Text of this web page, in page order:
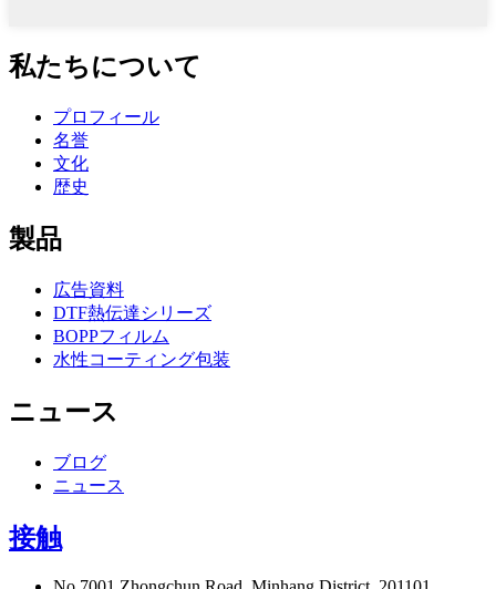
私たちについて
プロフィール
名誉
文化
歴史
製品
広告資料
DTF熱伝達シリーズ
BOPPフィルム
水性コーティング包装
ニュース
ブログ
ニュース
接触